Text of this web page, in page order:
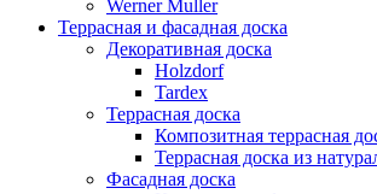
Werner Muller
Террасная и фасадная доска
Декоративная доска
Holzdorf
Tardex
Террасная доска
Композитная террасная
Террасная доска из
Фасадная доска